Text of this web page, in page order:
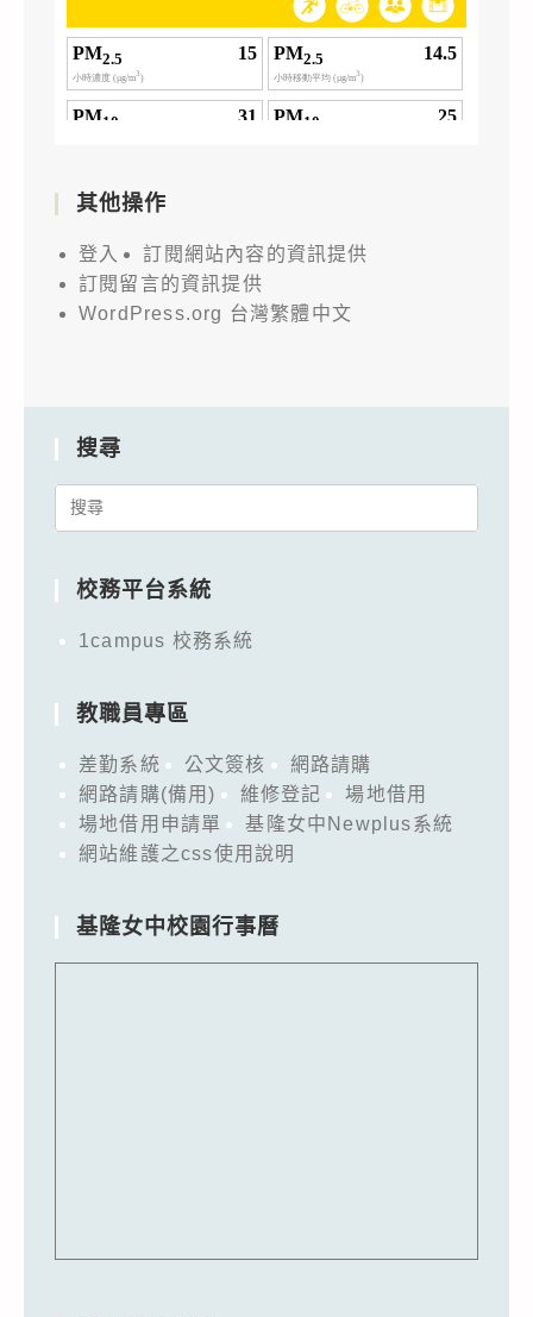
其他操作
登入
訂閱網站內容的資訊提供
訂閱留言的資訊提供
WordPress.org 台灣繁體中文
搜尋
Search
校務平台系統
1campus 校務系統
教職員專區
差勤系統 公文簽核
網路請購
網路請購(備用)
維修登記
場地借用
場地借用申請單
基隆女中Newplus系統
網站維護之css使用說明
基隆女中校園行事曆